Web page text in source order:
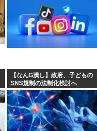
【なんG潰し】政府、子どもの
SNS規制の法制化検討へ